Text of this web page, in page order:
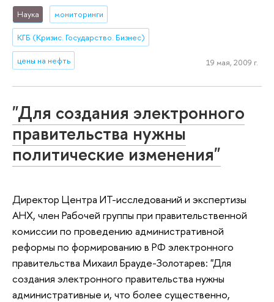
Наука мониторинги
КГБ (Кризис. Государство. Бизнес)
цены на нефть 19 мая, 2009 г.
"Для создания электронного
правительства нужны
политические изменения"
Директор Центра ИТ-исследований и экспертизы
АНХ, член Рабочей группы при правительственной
комиссии по проведению административной
реформы по формированию в РФ электронного
правительства Михаил Брауде-Золотарев: "Для
создания электронного правительства нужны
административные и, что более существенно,